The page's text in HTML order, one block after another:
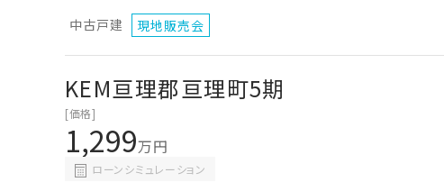
中古戸建 現地販売会
KEM亘理郡亘理町5期
[価格]
1,299万円
ローンシミュレーション